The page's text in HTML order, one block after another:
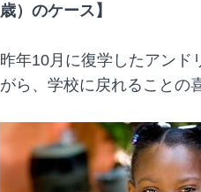
歳）のケース】
昨年10月に復学したアンド
がら、学校に戻れることの